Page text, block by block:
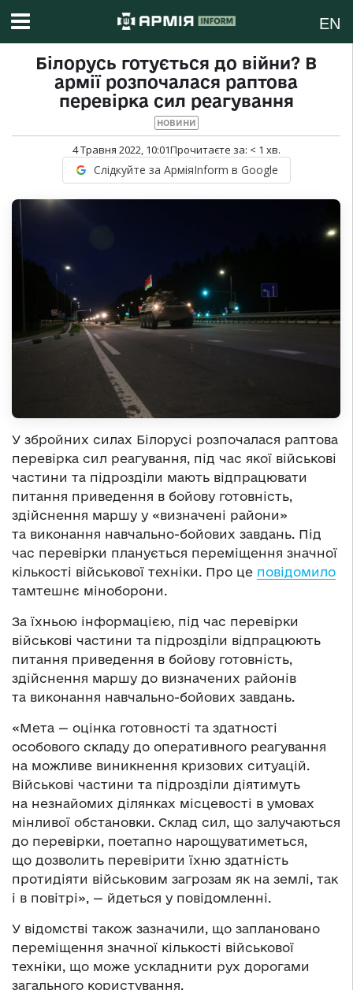
EN
Білорусь готується до війни? В
армії розпочалася раптова
перевірка сил реагування
НОВИНИ
4 Травня 2022, 10:01Прочитаєте за: < 1 хв.
Слідкуйте за АрміяInform в Google
У збройних силах Білорусі розпочалася раптова
перевірка сил реагування, під час якої військові
частини та підрозділи мають відпрацювати
питання приведення в бойову готовність,
здійснення маршу у «визначені райони»
та виконання навчально-бойових завдань. Під
час перевірки планується переміщення значної
кількості військової техніки. Про це повідомило
тамтешнє міноборони.
За їхньою інформацією, під час перевірки
військові частини та підрозділи відпрацюють
питання приведення в бойову готовність,
здійснення маршу до визначених районів
та виконання навчально-бойових завдань.
«Мета — оцінка готовності та здатності
особового складу до оперативного реагування
на можливе виникнення кризових ситуацій.
Військові частини та підрозділи діятимуть
на незнайомих ділянках місцевості в умовах
мінливої обстановки. Склад сил, що залучаються
до перевірки, поетапно нарощуватиметься,
що дозволить перевірити їхню здатність
протидіяти військовим загрозам як на землі, так
і в повітрі», — йдеться у повідомленні.
У відомстві також зазначили, що заплановано
переміщення значної кількості військової
техніки, що може ускладнити рух дорогами
загального користування.